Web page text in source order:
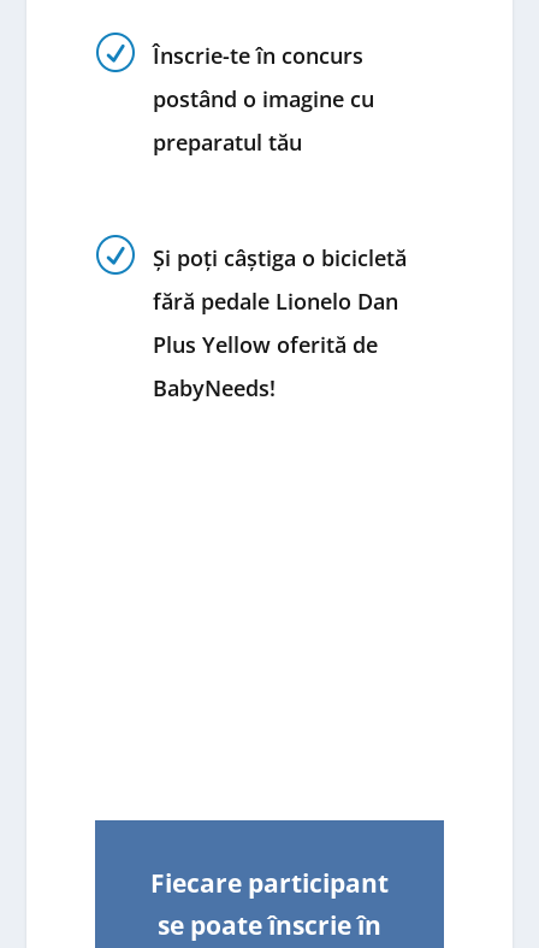
R
Înscrie-te în concurs
postând o imagine cu
preparatul tău
R
Și poți câștiga o bicicletă
fără pedale Lionelo Dan
Plus Yellow oferită de
BabyNeeds!
Fiecare participant
se poate înscrie în